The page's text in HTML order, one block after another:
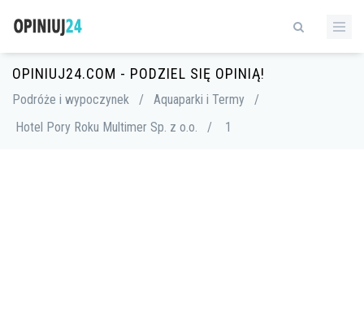
OPINIUJ24.COM - PODZIEL SIĘ OPINIĄ!
Podróże i wypoczynek / Aquaparki i Termy
/
Hotel Pory Roku Multimer Sp. z o.o.
/ 1